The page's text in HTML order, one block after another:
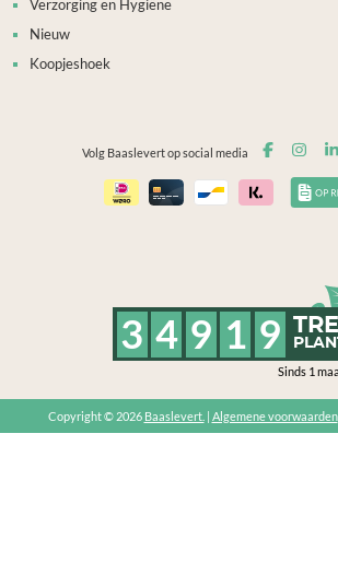
Verzorging en Hygiëne
Nieuw
Koopjeshoek
Volg Baaslevert op social media
3 4 9 1 9
Sinds 1
Copyright © 2026 Baaslevert. Algemene voorwaarden|